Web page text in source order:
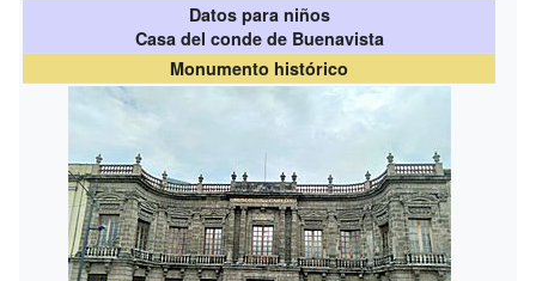
Datos para niños
Casa del conde de Buenavista
Monumento histórico